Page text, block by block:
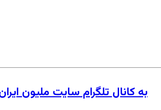
به کانال تلگرام سایت ملیون